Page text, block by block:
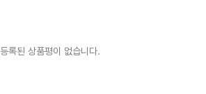
등록된 상품평이 없습니다.